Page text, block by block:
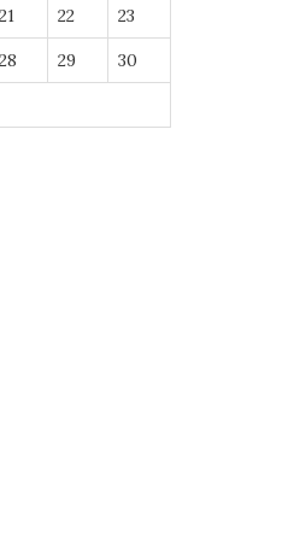
21 22 23
28 29 30